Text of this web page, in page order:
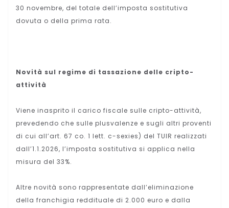
30 novembre, del totale dell’imposta sostitutiva
dovuta o della prima rata.
Novità sul regime di tassazione delle cripto-
attività
Viene inasprito il carico fiscale sulle cripto-attività,
prevedendo che sulle plusvalenze e sugli altri proventi
di cui all’art. 67 co. 1 lett. c-sexies) del TUIR realizzati
dall’1.1.2026, l’imposta sostitutiva si applica nella
misura del 33%.
Altre novità sono rappresentate dall’eliminazione
della franchigia reddituale di 2.000 euro e dalla